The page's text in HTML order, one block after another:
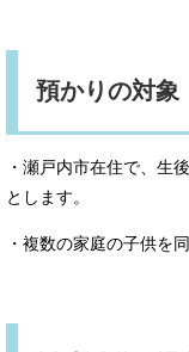
預かりの対象
・瀬戸内市在住で、生
とします。
・複数の家庭の子供を